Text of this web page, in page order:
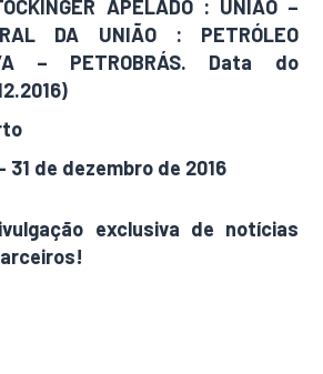
APELADO : UNIÃO –
DA UNIÃO : PETRÓLEO
A – PETROBRÁS. Data do
de dezembro de 2016
exclusiva de notícias